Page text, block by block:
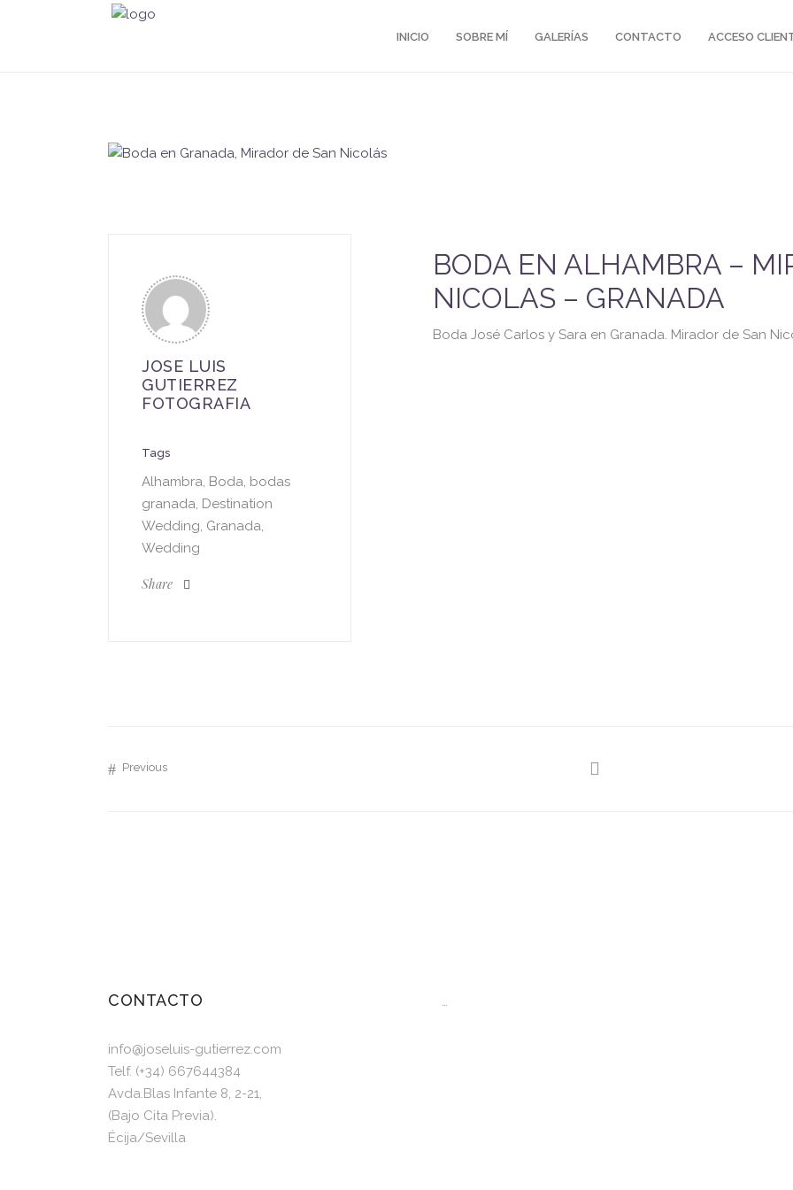
INICIO SOBRE MÍ GALERÍAS CONTACTO ACCESO
BODA EN ALHAMBRA –
NICOLAS – GRANADA
Boda José Carlos y Sara en Granada. Mirador de San
JOSE LUIS
GUTIERREZ
FOTOGRAFIA
Tags
Alhambra, Boda, bodas
granada, Destination
Wedding, Granada,
Wedding
Share
Previous
CONTACTO
info@joseluis-gutierrez.com
Telf. (+34) 667644384
Avda.Blas Infante 8, 2-21,
(Bajo Cita Previa).
Écija/Sevilla
…